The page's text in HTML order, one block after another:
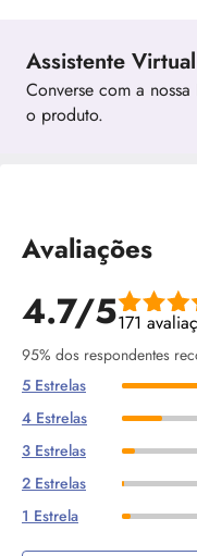
Assistente Virtual
Converse com a
o produto.
Avaliações
4.7/5171
95% dos respondentes
5 Estrelas
4 Estrelas
3 Estrelas
2 Estrelas
1 Estrela